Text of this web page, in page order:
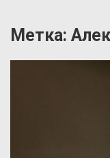
Метка: